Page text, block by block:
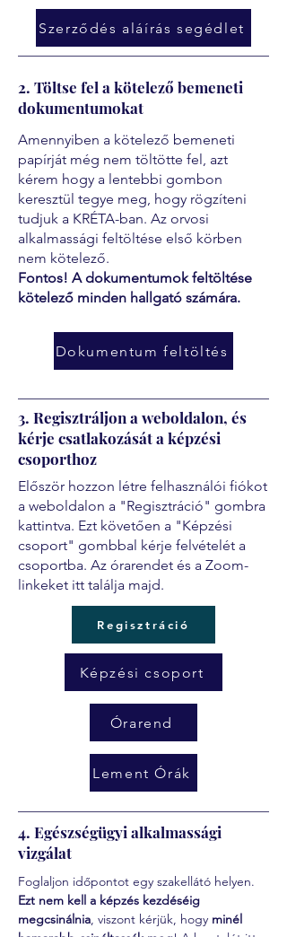
Szerződés aláírás segédlet
2. Töltse fel a kötelező bemeneti
dokumentumokat
Amennyiben a kötelező bemeneti
papírját még nem töltötte fel, azt
kérem hogy a lentebbi gombon
keresztül tegye meg, hogy rögzíteni
tudjuk a KRÉTA-ban. Az orvosi
alkalmassági feltöltése első körben
nem kötelező.
Fontos! A dokumentumok feltöltése
kötelező minden hallgató számára.
Dokumentum feltöltés
3. Regisztráljon a weboldalon, és
kérje csatlakozását a képzési
csoporthoz
Először hozzon létre felhasználói fiókot
a weboldalon a "Regisztráció" gombra
kattintva. Ezt követően a "Képzési
csoport" gombbal kérje felvételét a
csoportba. Az órarendet és a Zoom-
linkeket itt találja majd.
Regisztráció
Képzési csoport
Órarend
Lement Órák
4. Egészségügyi alkalmassági
vizgálat
Foglaljon időpontot egy szakellátó helyen.
Ezt nem kell a képzés kezdéséig
megcsinálnia, viszont kérjük, hogy minél